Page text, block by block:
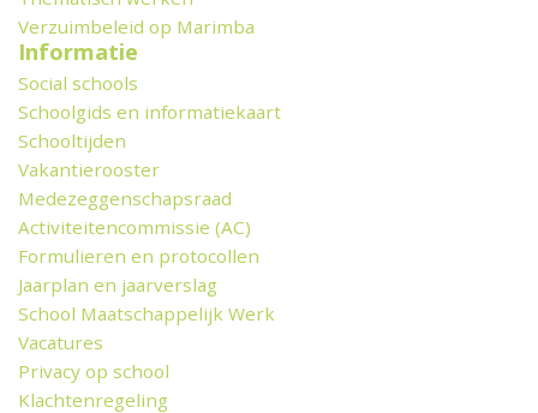
Verzuimbeleid op Marimba
Informatie
Social schools
Schoolgids en informatiekaart
Schooltijden
Vakantierooster
Medezeggenschapsraad
Activiteitencommissie (AC)
Formulieren en protocollen
Jaarplan en jaarverslag
School Maatschappelijk Werk
Vacatures
Privacy op school
Klachtenregeling